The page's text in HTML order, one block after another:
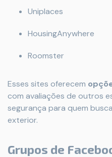
Uniplaces
HousingAnywhere
Roomster
Esses sites oferecem
com avaliações de outros
segurança para quem
exterior.
Grupos de